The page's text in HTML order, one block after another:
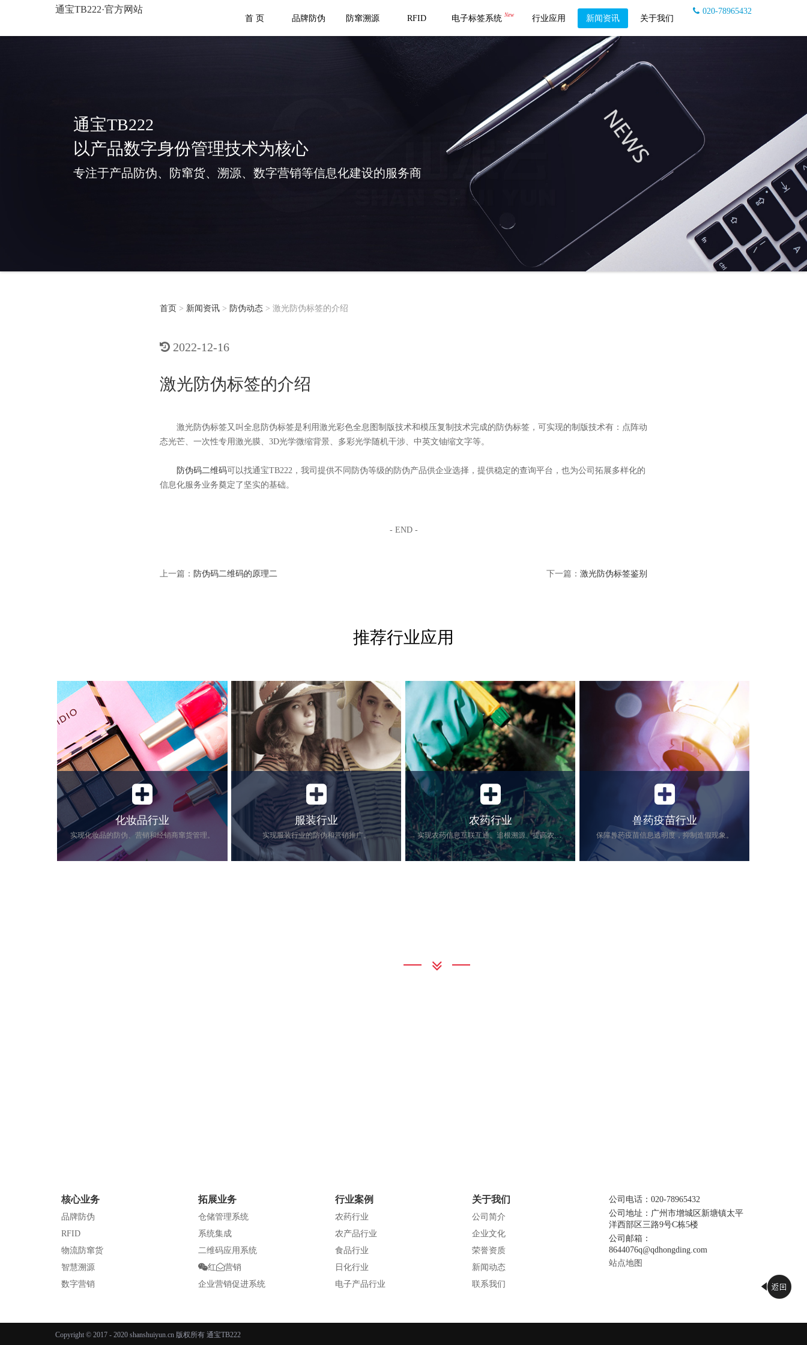
通宝TB222·官方网站
020-78965432
首 页
品牌防伪 防窜溯源 RFID 电子标签系统 New 行业应用 新闻资讯 关于我们
通宝TB222
以产品数字身份管理技术为核心
专注于产品防伪、防窜货、溯源、数字营销等信息化建设的服务商
首页 > 新闻资讯 > 防伪动态 > 激光防伪标签的介绍
2022-12-16
激光防伪标签的介绍
激光防伪标签又叫全息防伪标签是利用激光彩色全息图制版技术和模压复制技术完成的防伪标签，可实现的制版技术有：点阵动
态光芒、一次性专用激光膜、3D光学微缩背景、多彩光学随机干涉、中英文铀缩文字等。
防伪码二维码可以找通宝TB222，我司提供不同防伪等级的防伪产品供企业选择，提供稳定的查询平台，也为公司拓展多样化的
信息化服务业务奠定了坚实的基础。
- END -
上一篇： 防伪码二维码的原理二 下一篇： 激光防伪标签鉴别
推荐行业应用
化妆品行业
实现化妆品的防伪、营销和经销商窜货管理。
服装行业
实现服装行业的防伪和营销推广。
服装行业
农药行业
实现农药信息互联互通、追根溯源、提高农药管理的安全。
农药行业
兽药疫苗行业
保障兽药疫苗信息透明度，抑制造假现象。
兽药疫苗行业
核心业务
品牌防伪
RFID
物流防窜货
智慧溯源
数字营销
拓展业务
仓储管理系统
系统集成
二维码应用系统
红
营销
企业营销促进系统
行业案例
农药行业
农产品行业
食品行业
日化行业
电子产品行业
关于我们
公司简介
企业文化
荣誉资质
新闻动态
联系我们
公司电话：020-78965432
公司地址：广州市增城区新塘镇太平
洋西部区三路9号C栋5楼
公司邮箱：
8644076q@qdhongding.com
站点地图
Copyright © 2017 - 2020 shanshuiyun.cn 版权所有 通宝TB222